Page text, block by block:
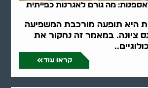
לאספנות: מה גורם לאגרנות כפייתית
היא תופעה מורכבת המשפיעה
ציונה. במאמר זה נחקור את
קראו עוד